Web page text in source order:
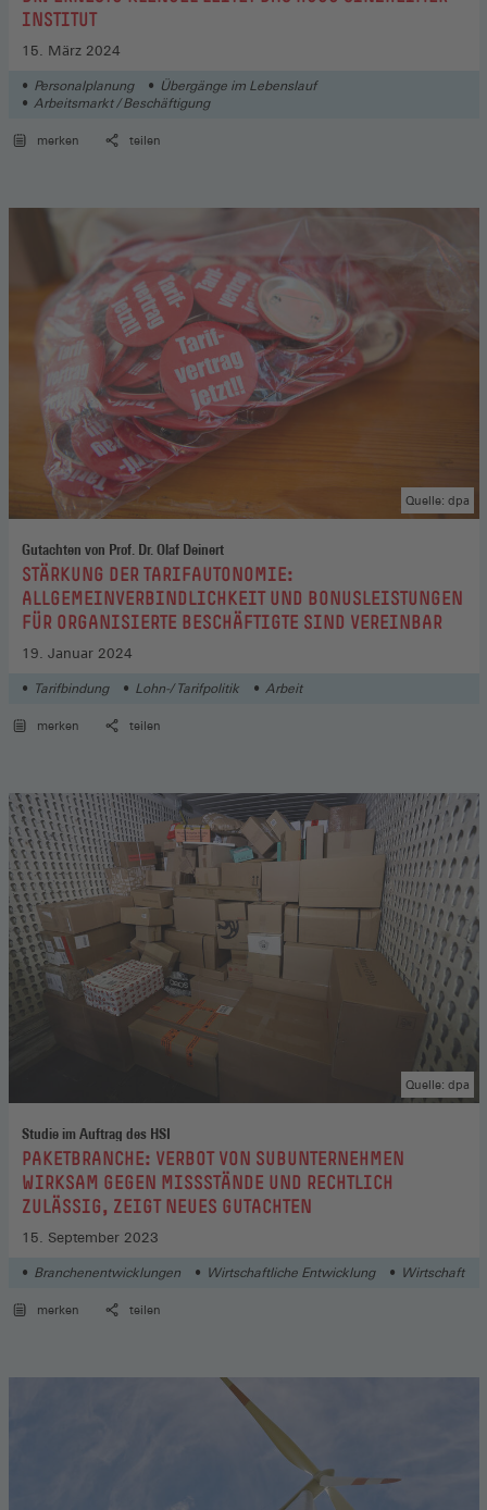
INSTITUT
15. März 2024
Personalplanung
Übergänge im Lebenslauf
Arbeitsmarkt / Beschäftigung
merken teilen
Gutachten von Prof. Dr. Olaf Deinert
:STÄRKUNG DER TARIFAUTONOMIE:
ALLGEMEINVERBINDLICHKEIT UND BONUSLEISTUNGEN
FÜR ORGANISIERTE BESCHÄFTIGTE SIND VEREINBAR
Quelle: dpa
19. Januar 2024
Tarifbindung Lohn-/ Tarifpolitik Arbeit
merken teilen
Studie im Auftrag des HSI
:PAKETBRANCHE: VERBOT VON SUBUNTERNEHMEN
WIRKSAM GEGEN MISSSTÄNDE UND RECHTLICH
ZULÄSSIG, ZEIGT NEUES GUTACHTEN
Quelle: dpa
15. September 2023
Branchenentwicklungen Wirtschaftliche Entwicklung Wirtschaft
merken teilen